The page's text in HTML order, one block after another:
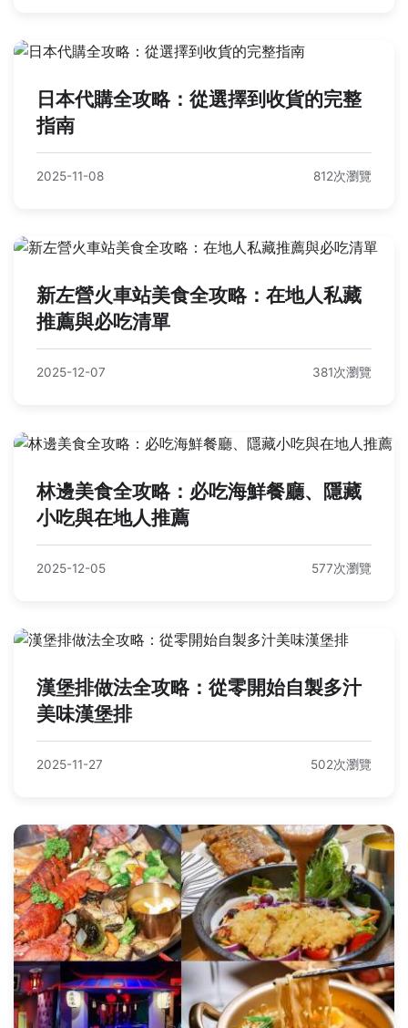
日本代購全攻略：從選擇到收貨的完整
指南
2025-11-08 812次瀏覽
新左營火車站美食全攻略：在地人私藏
推薦與必吃清單
2025-12-07 381次瀏覽
林邊美食全攻略：必吃海鮮餐廳、隱藏
小吃與在地人推薦
2025-12-05 577次瀏覽
漢堡排做法全攻略：從零開始自製多汁
美味漢堡排
2025-11-27 502次瀏覽